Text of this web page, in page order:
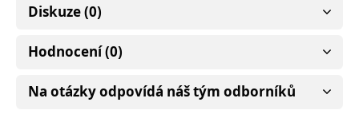
Diskuze (0)
Hodnocení (0)
Na otázky odpovídá náš tým odborníků